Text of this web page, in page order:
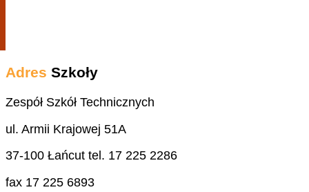
Adres Szkoły
Zespół Szkół Technicznych
ul. Armii Krajowej 51A
37-100 Łańcut tel. 17 225 2286
fax 17 225 6893